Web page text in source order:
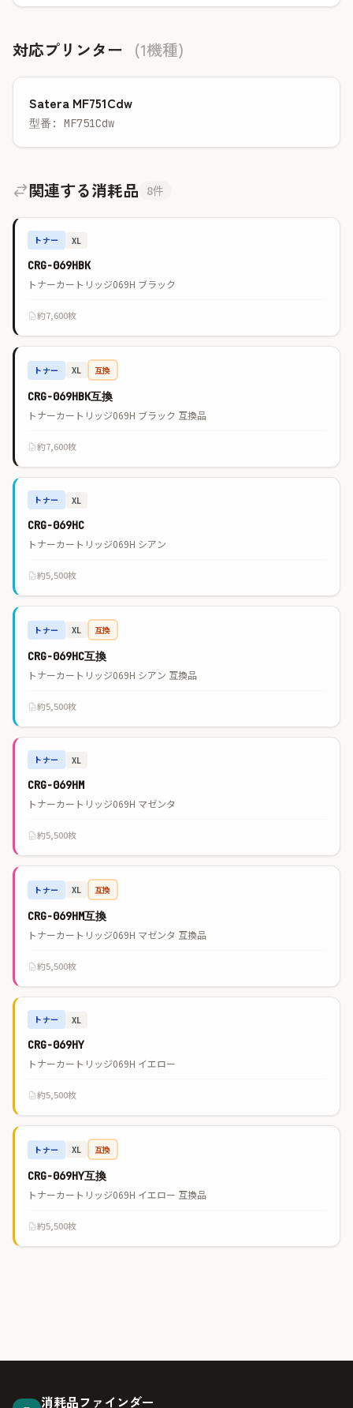
対応プリンター (1機種)
Satera MF751Cdw
型番: MF751Cdw
関連する消耗品 8件
トナー XL
CRG-069HBK
トナーカートリッジ069H ブラック
約7,600枚
トナー XL 互換
CRG-069HBK互換
トナーカートリッジ069H ブラック 互換品
約7,600枚
トナー XL
CRG-069HC
トナーカートリッジ069H シアン
約5,500枚
トナー XL 互換
CRG-069HC互換
トナーカートリッジ069H シアン 互換品
約5,500枚
トナー XL
CRG-069HM
トナーカートリッジ069H マゼンタ
約5,500枚
トナー XL 互換
CRG-069HM互換
トナーカートリッジ069H マゼンタ 互換品
約5,500枚
トナー XL
CRG-069HY
トナーカートリッジ069H イエロー
約5,500枚
トナー XL 互換
CRG-069HY互換
トナーカートリッジ069H イエロー 互換品
約5,500枚
消耗品ファインダー